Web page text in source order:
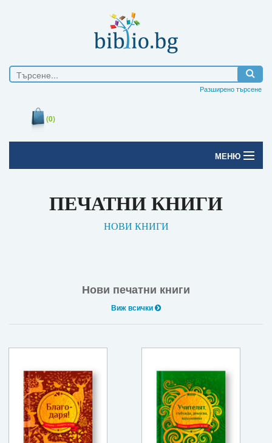
Разширено търсене
(0)
МЕНЮ
Печатни книги
Промоции
Контакти
Вход
ПЕЧАТНИ КНИГИ
НОВИ КНИГИ
Нови печатни книги
Виж всички